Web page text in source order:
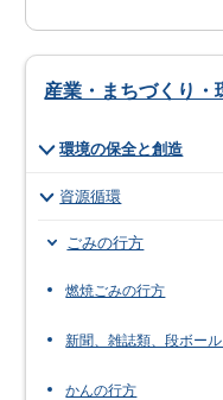
産業・まちづくり・
環境の保全と創造
資源循環
ごみの行方
燃焼ごみの行方
新聞、雑誌類、段ボー
かんの行方